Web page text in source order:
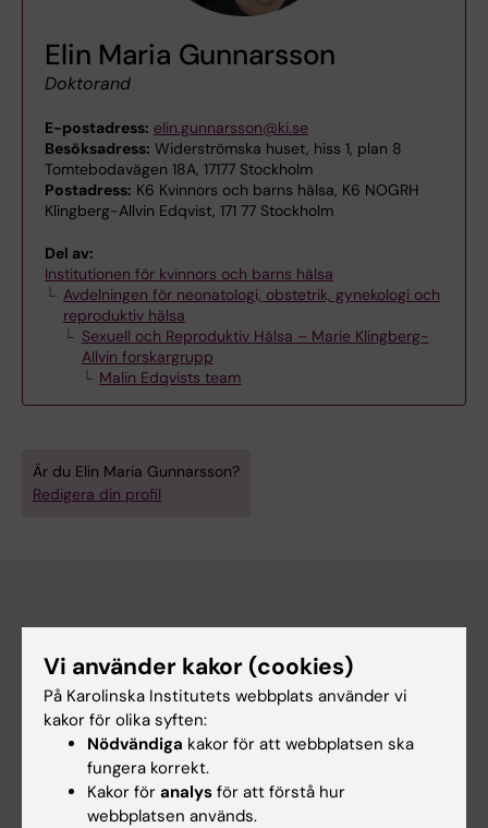
Elin Maria Gunnarsson
Doktorand
E-postadress: elin.gunnarsson@ki.se
Besöksadress: Widerströmska huset, hiss 1, plan 8
Tomtebodavägen 18A, 17177 Stockholm
Postadress: K6 Kvinnors och barns hälsa, K6 NOGRH
Klingberg-Allvin Edqvist, 171 77 Stockholm
Del av:
Institutionen för kvinnors och barns hälsa
Avdelningen för neonatologi, obstetrik, gynekologi och
reproduktiv hälsa
Sexuell och Reproduktiv Hälsa – Marie Klingberg-
Allvin forskargrupp
Malin Edqvists team
Är du Elin Maria Gunnarsson?
Redigera din profil
Utbildning
Forskarutbildning
Forskning
Vi använder kakor (cookies)
På Karolinska Institutets webbplats använder vi
kakor för olika syften:
Nödvändiga kakor för att webbplatsen ska
fungera korrekt.
Kakor för analys för att förstå hur
webbplatsen används.